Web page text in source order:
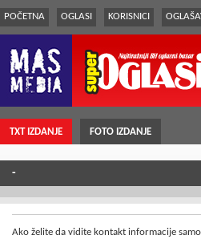
POČETNA OGLASI KORISNICI
TXT IZDANJE FOTO IZDANJE
-
Ako želite da vidite kontakt informacije